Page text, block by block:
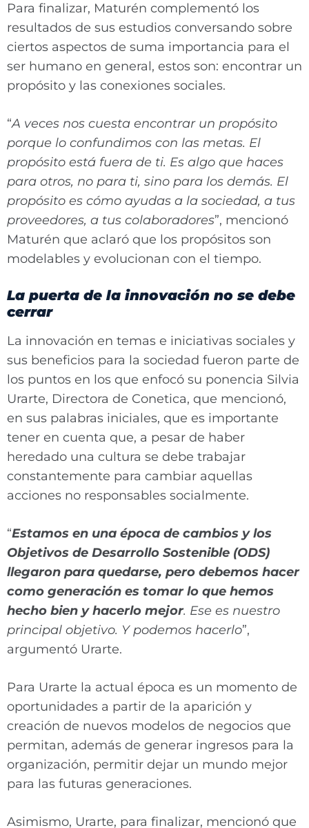
Para finalizar, Maturén complementó los
resultados de sus estudios conversando sobre
ciertos aspectos de suma importancia para el
ser humano en general, estos son: encontrar un
propósito y las conexiones sociales.
“A veces nos cuesta encontrar un propósito
porque lo confundimos con las metas. El
propósito está fuera de ti. Es algo que haces
para otros, no para ti, sino para los demás. El
propósito es cómo ayudas a la sociedad, a tus
proveedores, a tus colaboradores”, mencionó
Maturén que aclaró que los propósitos son
modelables y evolucionan con el tiempo.
La puerta de la innovación no se debe
cerrar
La innovación en temas e iniciativas sociales y
sus beneficios para la sociedad fueron parte de
los puntos en los que enfocó su ponencia Silvia
Urarte, Directora de Conetica, que mencionó,
en sus palabras iniciales, que es importante
tener en cuenta que, a pesar de haber
heredado una cultura se debe trabajar
constantemente para cambiar aquellas
acciones no responsables socialmente.
“Estamos en una época de cambios y los
Objetivos de Desarrollo Sostenible (ODS)
llegaron para quedarse, pero debemos hacer
como generación es tomar lo que hemos
hecho bien y hacerlo mejor. Ese es nuestro
principal objetivo. Y podemos hacerlo”,
argumentó Urarte.
Para Urarte la actual época es un momento de
oportunidades a partir de la aparición y
creación de nuevos modelos de negocios que
permitan, además de generar ingresos para la
organización, permitir dejar un mundo mejor
para las futuras generaciones.
Asimismo, Urarte, para finalizar, mencionó que